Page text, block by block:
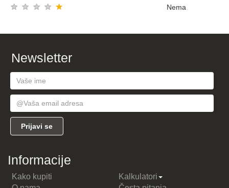
★
★
★
★
★ Nema
Newsletter
Informacije
Kako kupiti
Kalkulatori